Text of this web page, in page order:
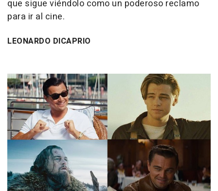
que sigue viéndolo como un poderoso reclamo
para ir al cine.
LEONARDO DICAPRIO